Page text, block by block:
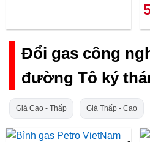
Đổi gas công
đường Tô ký
Giá Cao - Thấp Giá Thấp - Cao